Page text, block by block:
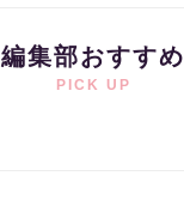
編集部おすすめ
PICK UP